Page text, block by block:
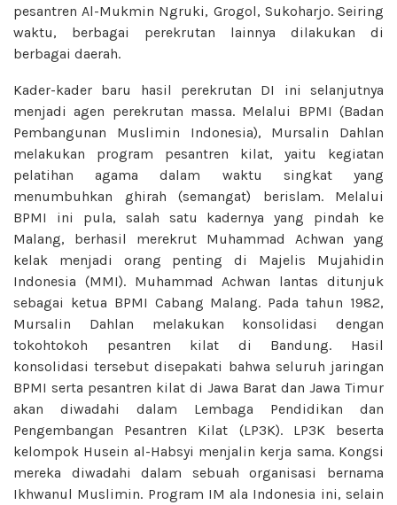
pesantren Al-Mukmin Ngruki, Grogol, Sukoharjo. Seiring
waktu, berbagai perekrutan lainnya dilakukan di
berbagai daerah.
Kader-kader baru hasil perekrutan DI ini selanjutnya
menjadi agen perekrutan massa. Melalui BPMI (Badan
Pembangunan Muslimin Indonesia), Mursalin Dahlan
melakukan program pesantren kilat, yaitu kegiatan
pelatihan agama dalam waktu singkat yang
menumbuhkan ghirah (semangat) berislam. Melalui
BPMI ini pula, salah satu kadernya yang pindah ke
Malang, berhasil merekrut Muhammad Achwan yang
kelak menjadi orang penting di Majelis Mujahidin
Indonesia (MMI). Muhammad Achwan lantas ditunjuk
sebagai ketua BPMI Cabang Malang. Pada tahun 1982,
Mursalin Dahlan melakukan konsolidasi dengan
tokohtokoh pesantren kilat di Bandung. Hasil
konsolidasi tersebut disepakati bahwa seluruh jaringan
BPMI serta pesantren kilat di Jawa Barat dan Jawa Timur
akan diwadahi dalam Lembaga Pendidikan dan
Pengembangan Pesantren Kilat (LP3K). LP3K beserta
kelompok Husein al-Habsyi menjalin kerja sama. Kongsi
mereka diwadahi dalam sebuah organisasi bernama
Ikhwanul Muslimin. Program IM ala Indonesia ini, selain